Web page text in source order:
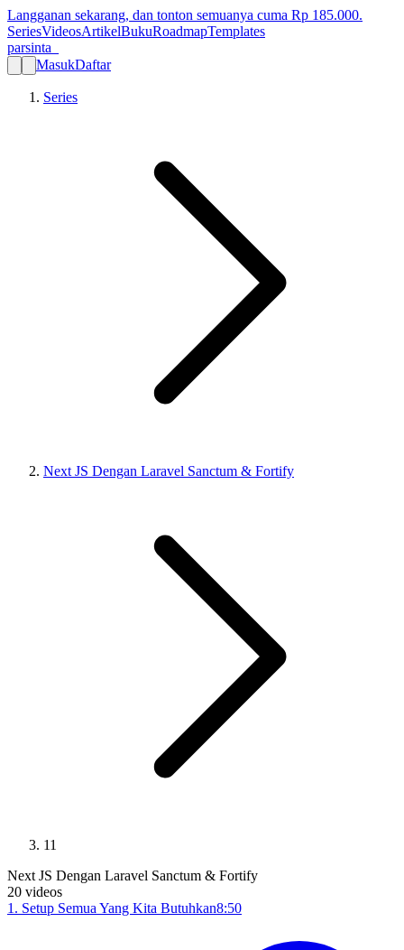
Langganan sekarang, dan tonton semuanya cuma Rp 185.000.
SeriesVideosArtikelBukuRoadmapTemplates
parsinta_
MasukDaftar
Series
Next JS Dengan Laravel Sanctum & Fortify
11
Next JS Dengan Laravel Sanctum & Fortify
20 videos
1 . Setup Semua Yang Kita Butuhkan8:50